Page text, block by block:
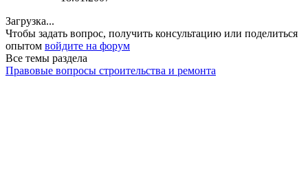
Загрузка...
Чтобы задать вопрос, получить консультацию или поделиться
опытом войдите на форум
Все темы раздела
Правовые вопросы строительства и ремонта